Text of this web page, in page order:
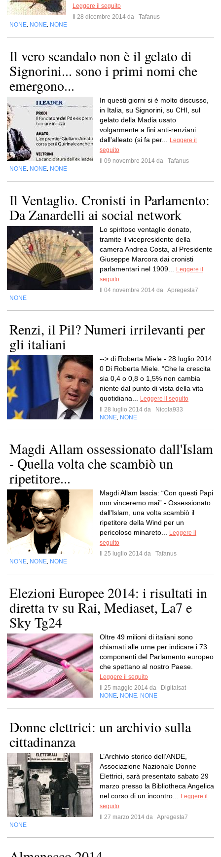
Leggere il seguito
Il 28 dicembre 2014 da
Tafanus
NONE NONE NONE
Il vero scandalo non è il gelato di
Signorini... sono i primi nomi che
emergono...
In questi giorni si è molto discusso,
in Italia, su Signorini, su CHI, sul
gelato della Madia usato
volgarmente a fini anti-renziani
dall'alleato (si fa per...
Leggere il
seguito
Il 09 novembre 2014 da
Tafanus
NONE NONE NONE
Il Ventaglio. Cronisti in Parlamento:
Da Zanardelli ai social network
Lo spiritoso ventaglio donato,
tramite il vicepresidente della
camera Andrea Costa, al Presidente
Giuseppe Marcora dai cronisti
parlamentari nel 1909...
Leggere il
seguito
Il 04 novembre 2014 da Apregesta7
NONE
Renzi, il Pil? Numeri irrilevanti per
gli italiani
--> di Roberta Miele - 28 luglio 2014
0 Di Roberta Miele. “Che la crescita
sia 0,4 o 0,8 o 1,5% non cambia
niente dal punto di vista della vita
quotidiana...
Leggere il seguito
Il 28 luglio 2014 da
Nicola933
NONE NONE
Magdi Allam ossessionato dall'Islam
- Quella volta che scambiò un
ripetitore...
Magdi Allam lascia: “Con questi Papi
non vinceremo mai” - Ossessionato
dall'Islam, una volta scambiò il
ripetitore della Wind per un
pericoloso minareto...
Leggere il
seguito
Il 25 luglio 2014 da
Tafanus
NONE NONE NONE
Elezioni Europee 2014: i risultati in
diretta tv su Rai, Mediaset, La7 e
Sky Tg24
Oltre 49 milioni di italiani sono
chiamati alle urne per indicare i 73
componenti del Parlamento europeo
che spettano al nostro Paese.
Leggere il seguito
Il 25 maggio 2014 da
Digitalsat
NONE NONE NONE
Donne elettrici: un archivio sulla
cittadinanza
L’Archivio storico dell’ANDE,
Associazione Nazionale Donne
Elettrici, sarà presentato sabato 29
marzo presso la Bibliotheca Angelica
nel corso di un incontro...
Leggere il
seguito
Il 27 marzo 2014 da Apregesta7
NONE